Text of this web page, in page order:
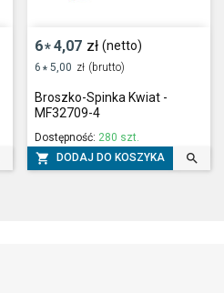
6*4,07 zł (netto)
6 * 5,00 zł (brutto)
Broszko-Spinka Kwiat -
MF32709-4
Dostępność: 280 szt.
 DODAJ DO KOSZYKA 